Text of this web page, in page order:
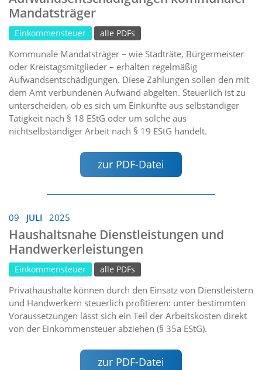
Mandatsträger
Einkommensteuer alle PDFs
Kommunale Mandatsträger – wie Stadträte, Bürgermeister
oder Kreistagsmitglieder – erhalten regelmäßig
Aufwandsentschädigungen. Diese Zahlungen sollen den mit
dem Amt verbundenen Aufwand abgelten. Steuerlich ist zu
unterscheiden, ob es sich um Einkünfte aus selbständiger
Tätigkeit nach § 18 EStG oder um solche aus
nichtselbständiger Arbeit nach § 19 EStG handelt.
zur PDF-Datei
09 JULI 2025
Haushaltsnahe Dienstleistungen und
Handwerkerleistungen
Einkommensteuer alle PDFs
Privathaushalte können durch den Einsatz von Dienstleistern
und Handwerkern steuerlich profitieren: unter bestimmten
Voraussetzungen lässt sich ein Teil der Arbeitskosten direkt
von der Einkommensteuer abziehen (§ 35a EStG).
zur PDF-Datei